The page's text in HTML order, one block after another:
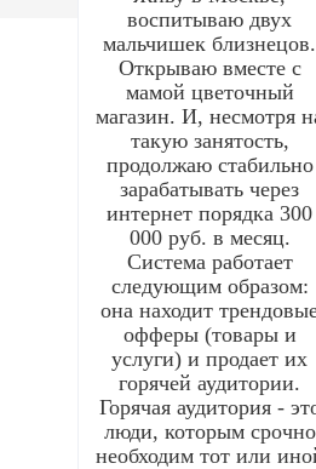
воспитываю двух
мальчишек близнецов.
Открываю вместе с
мамой цветочный
магазин. И, несмотря
такую занятость,
продолжаю стабильно
зарабатывать через
интернет порядка 300
000 руб. в месяц.
Система работает
следующим образом:
она находит
офферы (товары и
услуги) и продает их
горячей аудитории.
Горячая аудитория -
люди, которым срочно
необходим тот или